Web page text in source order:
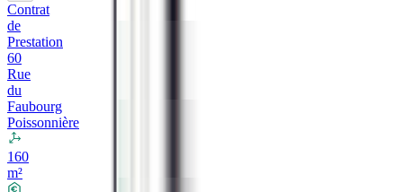
Contrat
de
Prestation
60
Rue
du
Faubourg
Poissonnière
160
m²